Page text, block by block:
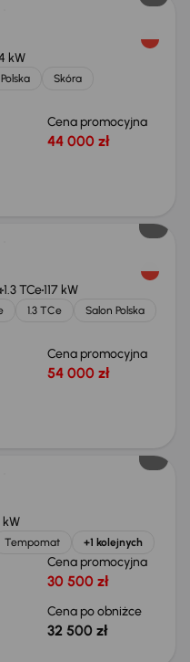
kW
Skóra
Cena promocyjna
44 000 zł
1.3 TCe117 kW
1.3 TCe
Salon Polska
Cena promocyjna
54 000 zł
kW
Tempomat +1 kolejnych
Cena promocyjna
30 500 zł
Cena po obniżce
32 500 zł